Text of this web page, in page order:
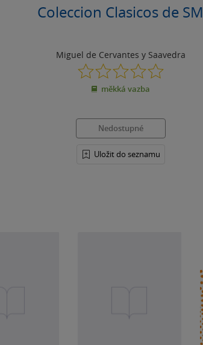
Coleccion Clasicos de SM
Miguel de Cervantes y Saavedra
0.0
z
5
měkká vazba
Nedostupné
Uložit do seznamu